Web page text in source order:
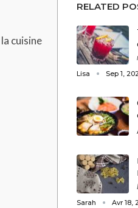
RELATED
Lisa Sep 1,
Sarah Avr 18,
cuisine